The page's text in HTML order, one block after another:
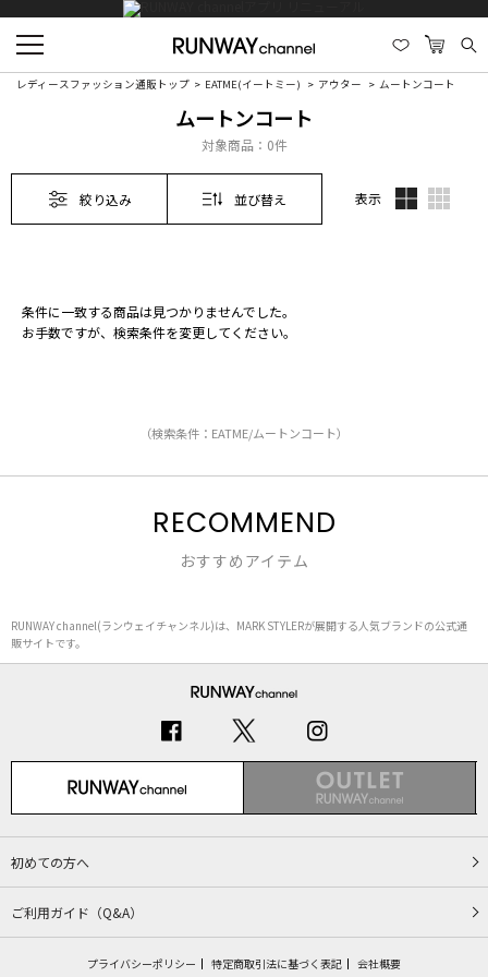
レディースファッション通販トップ EATME(イートミー) アウター ムートンコート
ムートンコート
対象商品： 0件
絞り込み 並び替え 表示
条件に一致する商品は見つかりませんでした。
お手数ですが、検索条件を変更してください。
（検索条件：EATME/ムートンコート）
RECOMMEND
おすすめアイテム
RUNWAY channel(ランウェイチャンネル)は、MARK STYLERが展開する人気ブランドの公式通
販サイトです。
初めての方へ
ご利用ガイド（Q&A）
プライバシーポリシー 特定商取引法に基づく表記 会社概要